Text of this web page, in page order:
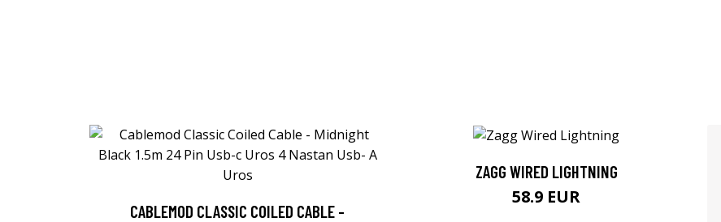
CABLEMOD CLASSIC COILED CABLE -
ZAGG WIRED LIGHTNING
58.9 EUR